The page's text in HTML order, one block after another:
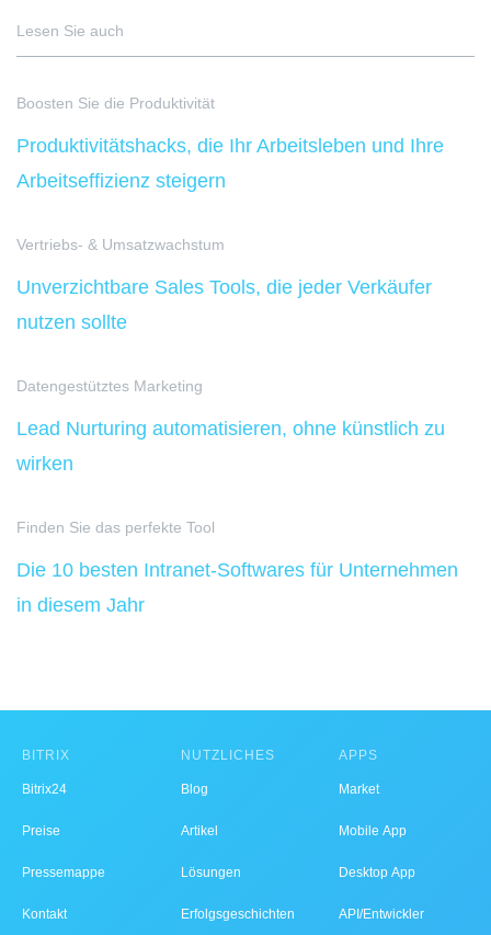
Lesen Sie auch
Boosten Sie die Produktivität
Produktivitätshacks, die Ihr Arbeitsleben und Ihre
Arbeitseffizienz steigern
Vertriebs- & Umsatzwachstum
Unverzichtbare Sales Tools, die jeder Verkäufer
nutzen sollte
Datengestütztes Marketing
Lead Nurturing automatisieren, ohne künstlich zu
wirken
Finden Sie das perfekte Tool
Die 10 besten Intranet-Softwares für Unternehmen
in diesem Jahr
BITRIX
Bitrix24
Preise
Pressemappe
Kontakt
NÜTZLICHES
Blog
Artikel
Lösungen
Erfolgsgeschichten
APPS
Market
Mobile App
Desktop App
API/Entwickler